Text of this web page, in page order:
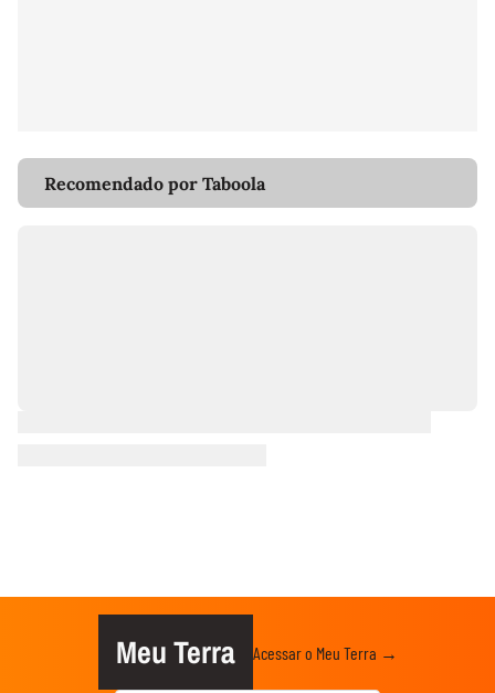
Recomendado por Taboola
Meu Terra Acessar o Meu Terra →